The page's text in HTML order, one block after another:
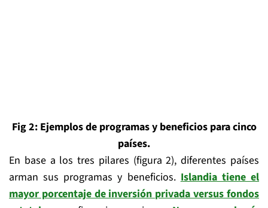
Fig 2: Ejemplos de programas y beneficios para cinco
países.
En base a los tres pilares (figura 2), diferentes países
arman sus programas y beneficios.Islandia tiene el
mayor porcentaje de inversión privada versus fondos